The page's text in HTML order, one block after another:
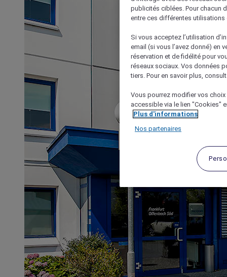
publicités ciblées. Pour chacun
entre ces différentes utilisations
Si vous acceptez l’utilisation
email (si vous l’avez donné) en
réservation et de fidélité pour
réseaux sociaux. Vos données
tiers. Pour en savoir plus,
Vous pourrez modifier vos
accessible via le lien "Cookies"
Plus d'informations
Nos partenaires